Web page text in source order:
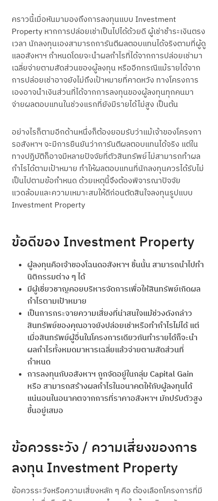
คราวนี้เมื่อหันมามองถึงการลงทุนแบบ Investment
Property หากการปล่อยเช่าเป็นไปได้ด้วยดี ผู้เช่าชำระเงินตรง
เวลา นักลงทุนเองสามารถการันตีผลตอบแทนได้จริงตามที่ผู้ดู
แลอสังหาฯ กำหนดโดยจะนำผลกำไรที่ได้จากการปล่อยเช่ามา
เฉลี่ยจ่ายตามสัดส่วนของผู้ลงทุน หรืออีกกรณีแม้รายได้จาก
การปล่อยเช่าอาจยังไม่ถึงเป้าหมายที่คาดหวัง ทางโครงการ
เองอาจนำเงินส่วนที่ได้จากการลงทุนของผู้ลงทุนทุกคนมา
จ่ายผลตอบแทนในช่วงแรกที่ยังมีรายได้ไม่สูง เป็นต้น
อย่างไรก็ตามอีกด้านหนึ่งก็ต้องยอมรับว่าแม้เจ้าของโครงกา
รอสังหาฯ จะมีการยืนยันว่าการันตีผลตอบแทนได้จริง แต่ใน
ทางปฏิบัติก็อาจมีหลายปัจจัยที่ตัวสินทรัพย์ไม่สามารถทำผล
กำไรได้ตามเป้าหมาย ทำให้ผลตอบแทนที่นักลงทุนควรได้รับไม่
เป็นไปตามข้อกำหนด ด้วยเหตุนี้จึงต้องพิจารณาปัจจัย
แวดล้อมและความเหมาะสมให้ดีก่อนตัดสินใจลงทุนรูปแบบ
Investment Property
ข้อดีของ Investment Property
ผู้ลงทุนคือเจ้าของโฉนดอสังหาฯ ชิ้นนั้น สามารถนำไปทำ
นิติกรรมต่าง ๆ ได้
มีผู้เชี่ยวชาญคอยบริหารจัดการเพื่อให้สินทรัพย์เกิดผล
กำไรตามเป้าหมาย
เป็นการกระจายความเสี่ยงที่น่าสนใจแม้ช่วงดังกล่าว
สินทรัพย์ของคุณอาจยังปล่อยเช่าหรือทำกำไรไม่ได้ แต่
เมื่อสินทรัพย์ผู้อื่นในโครงการเดียวกันทำรายได้ก็จะนำ
ผลกำไรทั้งหมดมาหารเฉลี่ยแล้วจ่ายตามสัดส่วนที่
กำหนด
การลงทุนกับอสังหาฯ ถูกจัดอยู่ในกลุ่ม Capital Gain
หรือ สามารถสร้างผลกำไรในอนาคตให้กับผู้ลงทุนได้
แน่นอนในอนาคตจากการที่ราคาอสังหาฯ มักปรับตัวสูง
ขึ้นอยู่เสมอ
ข้อควรระวัง / ความเสี่ยงของการ
ลงทุน Investment Property
ข้อควรระวังหรือความเสี่ยงหลัก ๆ คือ ต้องเลือกโครงการที่มี